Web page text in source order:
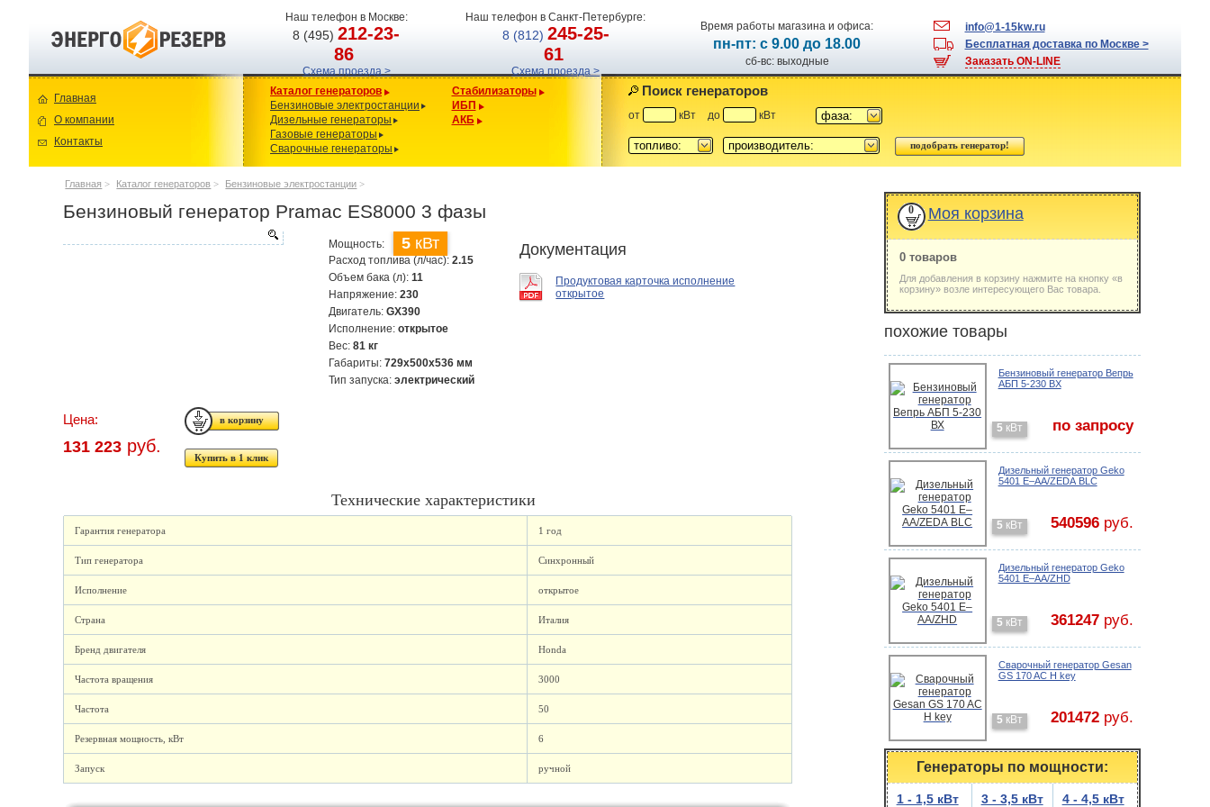
Наш телефон в Москве:
8 (495)212-23-
86
Схема проезда >
Наш телефон в Санкт-Петербурге:
8 (812) 245-25-
61
Схема проезда >
Время работы магазина и офиса:
пн-пт: с 9.00 до 18.00
сб-вс: выходные
info@1-15kw.ru
Бесплатная доставка по Москве >
Заказать ON-LINE
Главная
О компании
Контакты
Каталог генераторов
Бензиновые электростанции
Дизельные генераторы
Газовые генераторы
Сварочные генераторы
Стабилизаторы
ИБП
АКБ
Поиск генераторов
от кВт до кВт фаза:
топливо: производитель:
Главная > Каталог генераторов > Бензиновые электростанции >
Бензиновый генератор Pramac ES8000 3 фазы
Мощность: 5 кВт
Расход топлива (л/час):2.15
Объем бака (л):11
Напряжение:230
Двигатель:GX390
Исполнение:открытое
Вес:81 кг
Габариты:729х500х536 мм
Тип запуска:электрический
Документация
Продуктовая карточка исполнение
открытое
Цена:
131 223 руб.
Купить в 1 клик
Технические характеристики
Гарантия генератора 1 год
Тип генератора Синхронный
Исполнение открытое
Страна Италия
Бренд двигателя Honda
Частота вращения 3000
Частота 50
Резервная мощность, кВт 6
Запуск ручной
0 Моя корзина
0 товаров
Для добавления в корзину нажмите на кнопку «в
корзину» возле интересующего Вас товара.
похожие товары
Бензиновый генератор Вепрь
АБП 5-230 ВХ
5 кВт по запросу
Дизельный генератор Geko
5401 E–AA/ZEDА BLC
5 кВт 540596руб.
Дизельный генератор Geko
5401 E–AA/ZHD
5 кВт 361247руб.
Cварочный генератор Gesan
GS 170 AC H key
5 кВт 201472руб.
Генераторы по мощности:
1 - 1,5 кВт 3 - 3,5 кВт 4 - 4,5 кВт